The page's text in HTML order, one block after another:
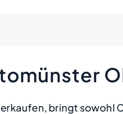
bringt sowohl